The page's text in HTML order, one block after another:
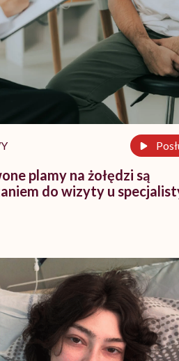
plamy na żołędzi są
do wizyty u